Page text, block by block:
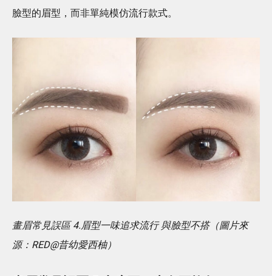
臉型的眉型，而非單純模仿流行款式。
畫眉常見誤區 4.眉型一味追求流行 與臉型不搭（圖片來
源：RED@昔幼愛西柚）